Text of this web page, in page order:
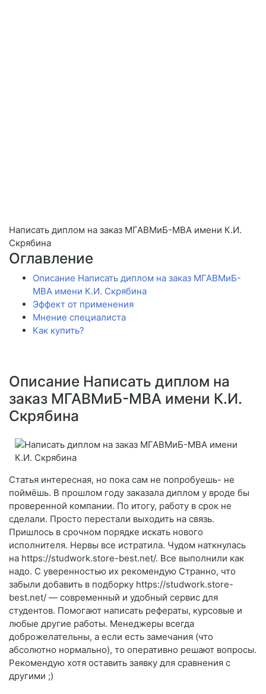
Написать диплом на заказ МГАВМиБ-МВА имени К.И.
Скрябина
Оглавление
Описание Написать диплом на заказ МГАВМиБ-
МВА имени К.И. Скрябина
Эффект от применения
Мнение специалиста
Как купить?
Описание Написать диплом на
заказ МГАВМиБ-МВА имени К.И.
Скрябина
Статья интересная, но пока сам не попробуешь- не
поймёшь. В прошлом году заказала диплом у вроде бы
проверенной компании. По итогу, работу в срок не
сделали. Просто перестали выходить на связь.
Пришлось в срочном порядке искать нового
исполнителя. Нервы все истратила. Чудом наткнулась
на https://studwork.store-best.net/. Все выполнили как
надо. С уверенностью их рекомендую Странно, что
забыли добавить в подборку https://studwork.store-
best.net/ — современный и удобный сервис для
студентов. Помогают написать рефераты, курсовые и
любые другие работы. Менеджеры всегда
доброжелательны, а если есть замечания (что
абсолютно нормально), то оперативно решают вопросы.
Рекомендую хотя оставить заявку для сравнения с
другими ;)